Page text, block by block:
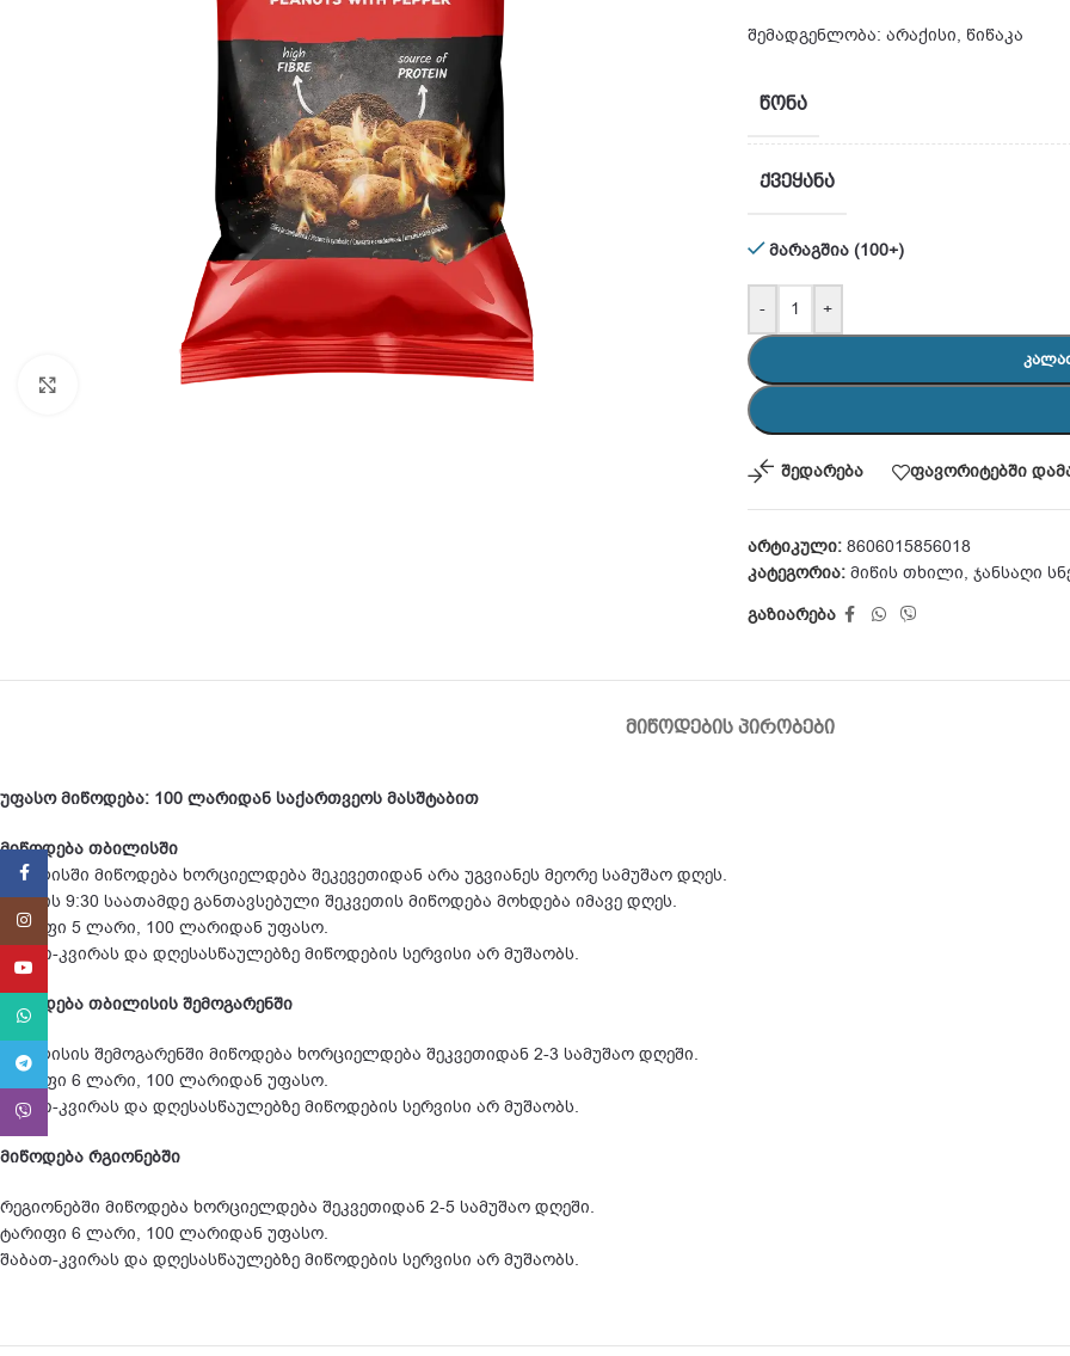
შემადგენლობა: არაქისი, წიწაკა
ᲬᲝᲜᲐ
ᲥᲕᲔᲧᲐᲜᲐ
მარაგშია (100+)
- +
შედარება ფავორიტებში
არტიკული: 8606015856018
კატეგორია: მიწის თხილი, ჯანსაღი
გაზიარება
ᲛᲘᲬᲝᲓᲔᲑᲘᲡ ᲞᲘᲠᲝᲑᲔᲑᲘ
უფასო მიწოდება: 100 ლარიდან საქართვეოს მასშტაბით
მიწოდება თბილისში
თბილისში მიწოდება ხორციელდება შეკევეთიდან არა უგვიანეს მეორე სამუშაო დღეს.
დილის 9:30 საათამდე განთავსებული შეკვეთის მიწოდება მოხდება იმავე დღეს.
ტარიფი 5 ლარი, 100 ლარიდან უფასო.
შაბათ-კვირას და დღესასწაულებზე მიწოდების სერვისი არ მუშაობს.
მიწოდება თბილისის შემოგარენში
თბილისის შემოგარენში მიწოდება ხორციელდება შეკვეთიდან 2-3 სამუშაო დღეში.
ტარიფი 6 ლარი, 100 ლარიდან უფასო.
შაბათ-კვირას და დღესასწაულებზე მიწოდების სერვისი არ მუშაობს.
მიწოდება რგიონებში
რეგიონებში მიწოდება ხორციელდება შეკვეთიდან 2-5 სამუშაო დღეში.
ტარიფი 6 ლარი, 100 ლარიდან უფასო.
შაბათ-კვირას და დღესასწაულებზე მიწოდების სერვისი არ მუშაობს.
Facebook
Instagram
YouTube
WhatsApp
Telegram
Viber